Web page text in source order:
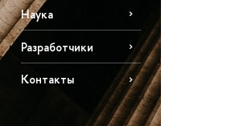
Наука
Разработчики
Контакты